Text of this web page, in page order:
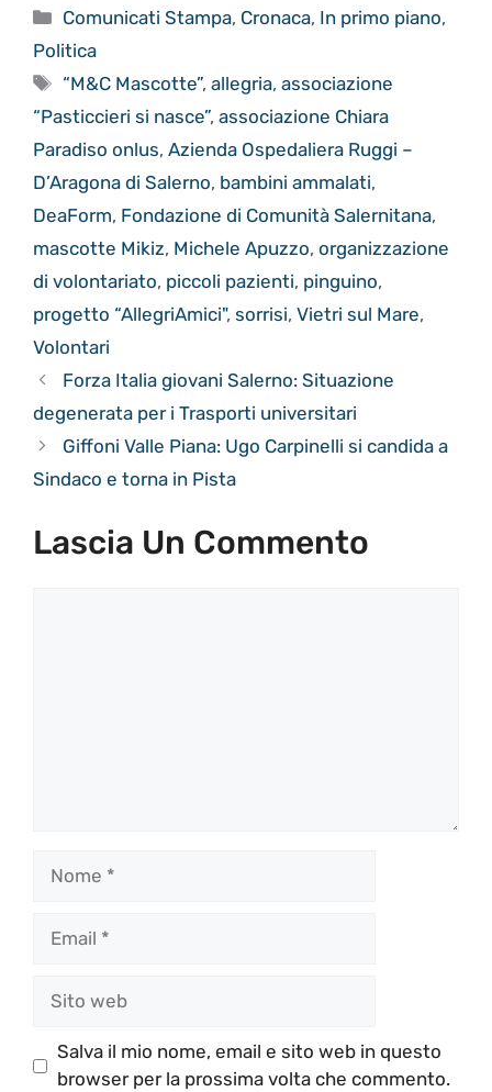
Categorie
Comunicati Stampa, Cronaca, In primo piano,
Politica
Tag
“M&C Mascotte”,allegria,associazione
“Pasticcieri si nasce”, associazione Chiara
Paradiso onlus, Azienda Ospedaliera Ruggi –
D’Aragona di Salerno, bambini ammalati,
DeaForm, Fondazione di Comunità Salernitana,
mascotte Mikiz, Michele Apuzzo, organizzazione
di volontariato, piccoli pazienti, pinguino,
progetto “AllegriAmici", sorrisi, Vietri sul Mare,
Volontari
Forza Italia giovani Salerno: Situazione
degenerata per i Trasporti universitari
Giffoni Valle Piana: Ugo Carpinelli si candida a
Sindaco e torna in Pista
Lascia Un Commento
Salva il mio nome, email e sito web in questo
browser per la prossima volta che commento.